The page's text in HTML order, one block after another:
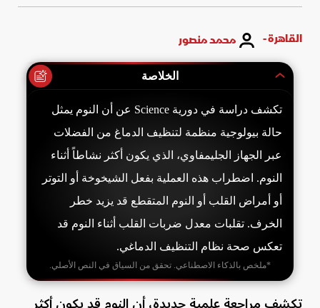
القاهرة - محمد منصور
الخلاصة
تكشف دراسة في دورية Science عن أن النوم يمثل
حالة بيولوجية منظمة لتنظيف الدماغ من الفضلات
عبر الجهاز الجليمفاوي، الذي يكون أكثر نشاطاً أثناء
النوم. اضطراب هذه العملية بفعل الشيخوخة أو التوتر
أو أمراض القلب أو النوم المتقطع قد يزيد خطر
الخرف. تقلبات معدل ضربات القلب أثناء النوم قد
تعكس صحة نظام التنظيف الدماغي.
*ملخص بالذكاء الاصطناعي. تحقق من السياق في النص الأصلي.